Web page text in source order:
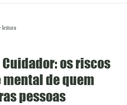
os riscos
mental de quem
pessoas
leitura